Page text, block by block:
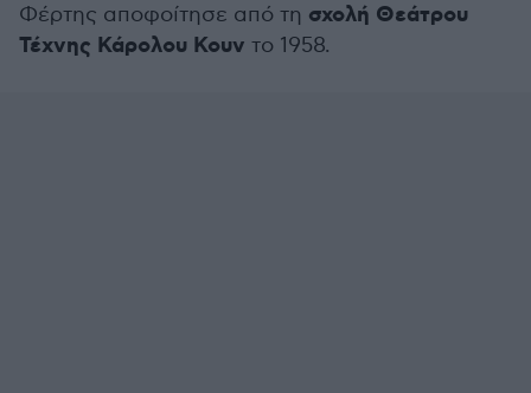
Φέρτης αποφοίτησε από τη σχολή Θεάτρου
Τέχνης Κάρολου Κουν το 1958.